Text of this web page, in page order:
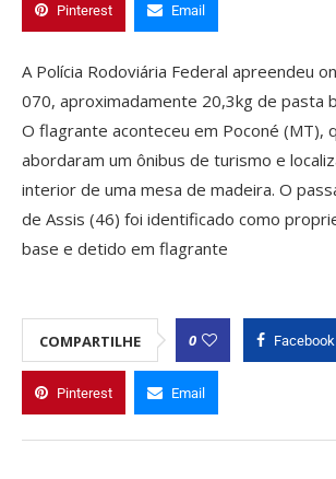
Pinterest Email
A Polícia Rodoviária Federal apreendeu
070, aproximadamente 20,3kg de pasta
O flagrante aconteceu em Poconé (MT),
abordaram um ônibus de turismo e
interior de uma mesa de madeira. O
de Assis (46) foi identificado como
base e detido em flagrante
COMPARTILHE 0 Facebook
Pinterest Email